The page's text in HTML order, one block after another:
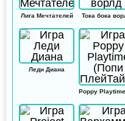
Лига Мечтателей Тока бока
Леди Диана